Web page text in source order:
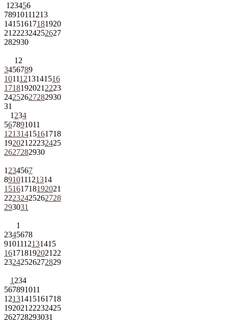
1 23456
78910111213
14151617181920
21 222324252627
282930
1 2
3456789
10111213141516
1718192021 2223
24252627282930
31
1 234
567891011
12131415161718
192021 22232425
2627282930
1 234567
891011121314
15161718192021
22232425262728
293031
1
2345678
9101112131415
161718192021 22
23242526272829
1 234
567891011
12131415161718
192021 22232425
262728293031